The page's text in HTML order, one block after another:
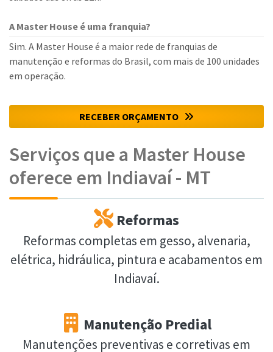
A Master House é uma franquia?
Sim. A Master House é a maior rede de franquias de
manutenção e reformas do Brasil, com mais de 100 unidades
em operação.
RECEBER ORÇAMENTO
Serviços que a Master House
oferece em Indiavaí - MT
Reformas
Reformas completas em gesso, alvenaria,
elétrica, hidráulica, pintura e acabamentos em
Indiavaí.
Manutenção Predial
Manutenções preventivas e corretivas em